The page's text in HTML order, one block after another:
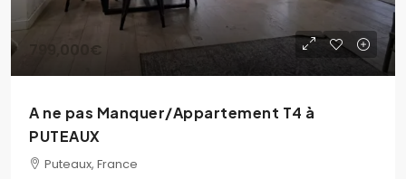
799,000€
A ne pas Manquer/Appartement T4 à
PUTEAUX
Puteaux, France